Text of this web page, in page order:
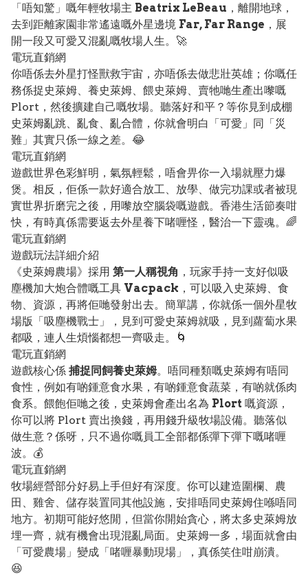
「唔知驚」嘅年輕牧場主 Beatrix LeBeau ，離開地球，
去到距離家園非常遙遠嘅外星邊境 Far, Far Range ，展
開一段又可愛又混亂嘅牧場人生。🚀
電玩直銷網
你唔係去外星打怪獸救宇宙，亦唔係去做悲壯英雄；你嘅任
務係捉史萊姆、養史萊姆、餵史萊姆、賣牠哋生產出嚟嘅
Plort，然後擴建自己嘅牧場。聽落好和平？等你見到成棚
史萊姆亂跳、亂食、亂合體，你就會明白「可愛」同「災
難」其實只係一線之差。😂
電玩直銷網
遊戲世界色彩鮮明，氣氛輕鬆，唔會畀你一入場就壓力爆
煲。相反，佢係一款好適合放工、放學、做完功課或者被現
實世界折磨完之後，用嚟放空腦袋嘅遊戲。香港生活節奏咁
快，有時真係需要返去外星養下啫喱怪，醫治一下靈魂。🌈
電玩直銷網
遊戲玩法詳細介紹
《史萊姆農場》採用 第一人稱視角 ，玩家手持一支好似吸
塵機加大炮合體嘅工具 Vacpack ，可以吸入史萊姆、食
物、資源，再將佢哋發射出去。簡單講，你就係一個外星牧
場版「吸塵機戰士」，見到可愛史萊姆就吸，見到蘿蔔水果
都吸，連人生煩惱都想一齊吸走。🌀
電玩直銷網
遊戲核心係 捕捉同飼養史萊姆。唔同種類嘅史萊姆有唔同
食性，例如有啲鍾意食水果，有啲鍾意食蔬菜，有啲就係肉
食系。餵飽佢哋之後，史萊姆會產出名為 Plort 嘅資源，
你可以將 Plort 賣出換錢，再用錢升級牧場設備。聽落似
做生意？係呀，只不過你嘅員工全部都係彈下彈下嘅啫喱
波。💰
電玩直銷網
牧場經營部分好易上手但好有深度。你可以建造圍欄、農
田、雞舍、儲存裝置同其他設施，安排唔同史萊姆住喺唔同
地方。初期可能好悠閒，但當你開始貪心，將太多史萊姆放
埋一齊，就有機會出現混亂局面。史萊姆一多，場面就會由
「可愛農場」變成「啫喱暴動現場」，真係笑住咁崩潰。
😆